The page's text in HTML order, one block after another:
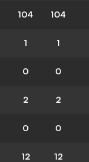
104 104
1 1
0 0
2 2
0 0
12 12